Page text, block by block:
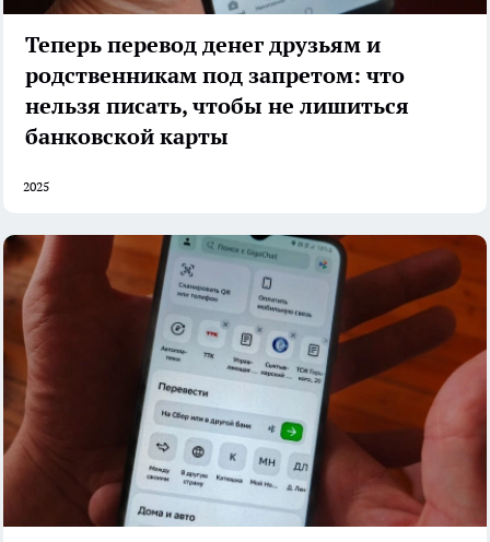
Теперь перевод денег друзьям и
родственникам под запретом: что
нельзя писать, чтобы не лишиться
банковской карты
2025